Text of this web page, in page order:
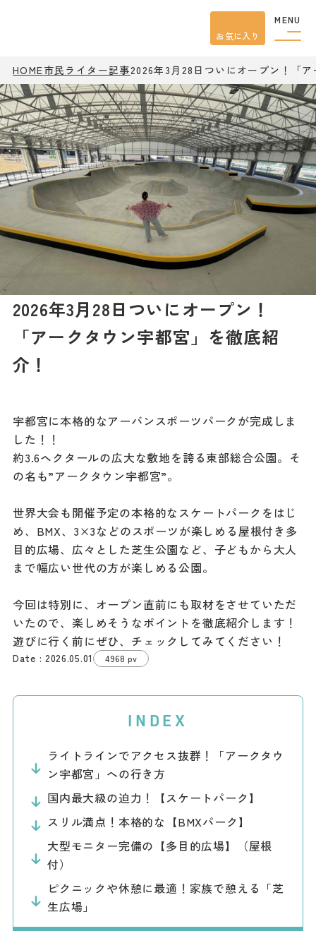
MENU
お気に入り
HOME市民ライター記事2026年3月28日ついにオープン！「
2026年3月28日ついにオープン！
「アークタウン宇都宮」を徹底紹
介！
宇都宮に本格的なアーバンスポーツパークが完成しま
した！！
約3.6ヘクタールの広大な敷地を誇る東部総合公園。そ
の名も”アークタウン宇都宮”。
世界大会も開催予定の本格的なスケートパークをはじ
め、BMX、3×3などのスポーツが楽しめる屋根付き多
目的広場、広々とした芝生公園など、子どもから大人
まで幅広い世代の方が楽しめる公園。
今回は特別に、オープン直前にも取材をさせていただ
いたので、楽しめそうなポイントを徹底紹介します！
遊びに行く前にぜひ、チェックしてみてください！
2026.05.01 4968 pv
INDEX
ライトラインでアクセス抜群！「アークタウ
ン宇都宮」への行き方
国内最大級の迫力！【スケートパーク】
スリル満点！本格的な【BMXパーク】
大型モニター完備の【多目的広場】（屋根
付）
ピクニックや休憩に最適！家族で憩える「芝
生広場」
観光案内
特集
餃子
グルメ
観光スポット
イベント
モデル コース
アクセス
ピックアップ
宇都宮市民ライター
記事
市民がおすすめ！餃
撮影支援・
MICE
e
ロード
パンフレット
ダウンロード